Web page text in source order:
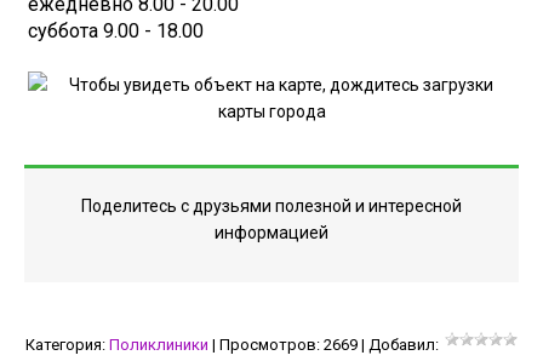
суббота 9.00 - 18.00
Поделитесь с друзьями полезной и интересной
информацией
Категория: Поликлиники | Просмотров: 2669 | Добавил: